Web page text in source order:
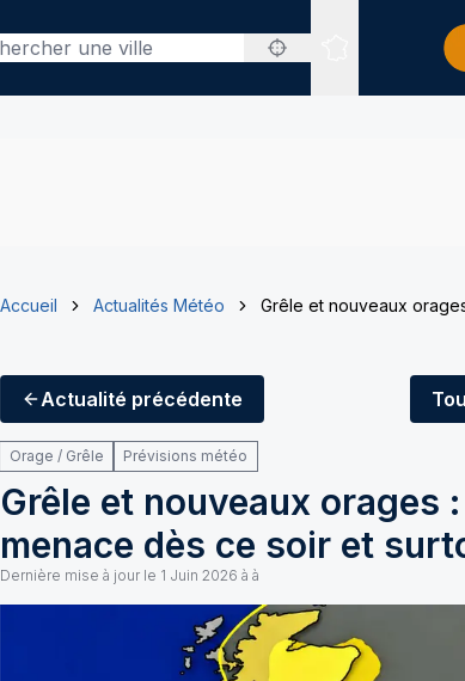
Sites
Accueil Actualités Météo Grêle et nouveaux
Actualité précédente
Orage / Grêle Prévisions météo
Grêle et nouveaux orages
menace dès ce soir et
Dernière mise à jour le 1 Juin 2026 à à